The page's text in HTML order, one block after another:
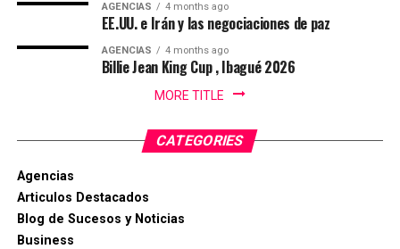
AGENCIAS 4 months ago
EE.UU. e Irán y las negociaciones de paz
AGENCIAS 4 months ago
Billie Jean King Cup , Ibagué 2026
MORE TITLE
CATEGORIES
Agencias
Articulos Destacados
Blog de Sucesos y Noticias
Business